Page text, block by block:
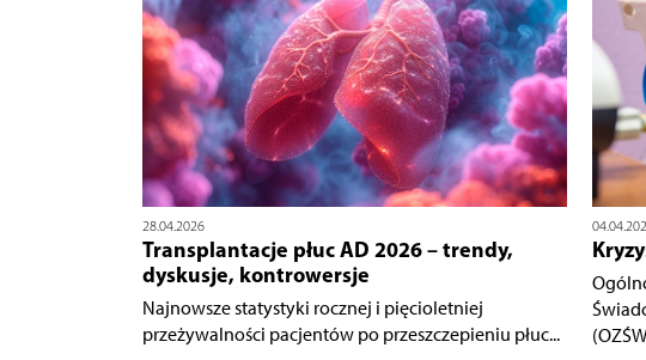
28.04.2026
Transplantacje płuc AD 2026 – trendy,
dyskusje, kontrowersje
Najnowsze statystyki rocznej i pięcioletniej
przeżywalności pacjentów po przeszczepieniu płuc...